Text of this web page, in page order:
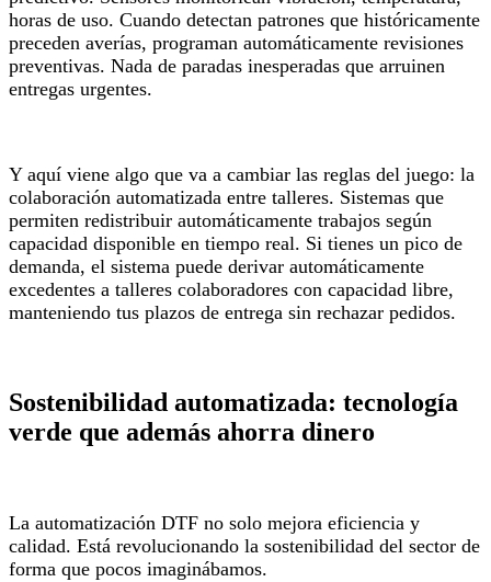
horas de uso. Cuando detectan patrones que históricamente
preceden averías, programan automáticamente revisiones
preventivas. Nada de paradas inesperadas que arruinen
entregas urgentes.
Y aquí viene algo que va a cambiar las reglas del juego: la
colaboración automatizada entre talleres. Sistemas que
permiten redistribuir automáticamente trabajos según
capacidad disponible en tiempo real. Si tienes un pico de
demanda, el sistema puede derivar automáticamente
excedentes a talleres colaboradores con capacidad libre,
manteniendo tus plazos de entrega sin rechazar pedidos.
Sostenibilidad automatizada: tecnología
verde que además ahorra dinero
La automatización DTF no solo mejora eficiencia y
calidad. Está revolucionando la sostenibilidad del sector de
forma que pocos imaginábamos.